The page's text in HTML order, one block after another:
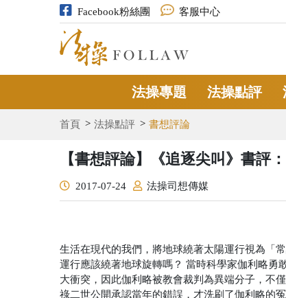
Facebook粉絲團 客服中心
法操專題 法操點評
首頁 法操點評 書想評論
【書想評論】《追逐尖叫》書評
2017-07-24 法操司想傳媒
生活在現代的我們，將地球繞著太陽運行視為「
運行應該繞著地球旋轉嗎？ 當時科學家伽利略勇
大衝突，因此伽利略被教會裁判為異端分子，不
祿二世公開承認當年的錯誤，才洗刷了伽利略的冤